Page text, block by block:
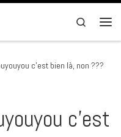
Search
c’est bien là, non ???
c’est